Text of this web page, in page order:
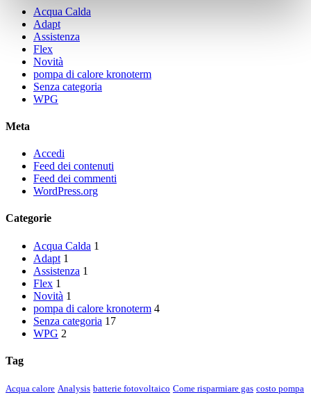
Acqua Calda
Adapt
Assistenza
Flex
Novità
pompa di calore kronoterm
Senza categoria
WPG
Meta
Accedi
Feed dei contenuti
Feed dei commenti
WordPress.org
Categorie
Acqua Calda 1
Adapt 1
Assistenza 1
Flex 1
Novità 1
pompa di calore kronoterm 4
Senza categoria 17
WPG 2
Tag
Acqua calore Analysis batterie fotovoltaico Come risparmiare gas costo pompa